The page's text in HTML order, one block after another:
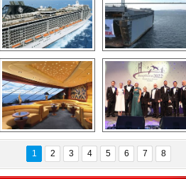
“Gemi içinde gemi”
konsepti ile MSC
Splendida
Dünyada tek!
Denizaltı yüzer
havuzu intikal
seyrine başladı
MSC'den 55 milyon
euroluk turizm geliri
müjdesi
5. Bosphorus Ship
Brokers Dinner,
İstanbul’da yapıldı
1 2 3 4 5 6 7 8